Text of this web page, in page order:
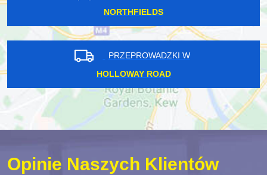
NORTHFIELDS
PRZEPROWADZKI W
HOLLOWAY ROAD
Opinie Naszych Klientów